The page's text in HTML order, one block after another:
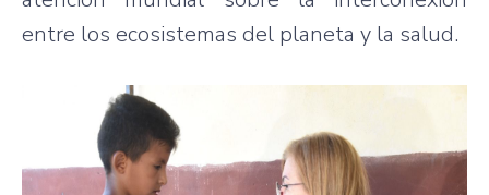
entre los ecosistemas del planeta y la salud.